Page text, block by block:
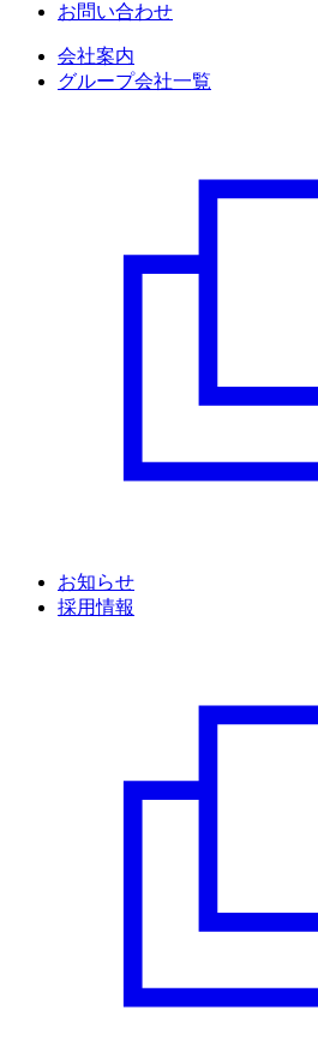
お問い合わせ
会社案内
グループ会社一覧
お知らせ
採用情報